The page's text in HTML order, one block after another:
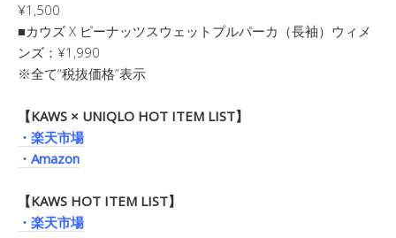
¥1,500
■カウズ X ピーナッツスウェットプルパーカ（長袖）ウィメ
ンズ：¥1,990
※全て“税抜価格”表示
【KAWS × UNIQLO HOT ITEM LIST】
・楽天市場
・Amazon
【KAWS HOT ITEM LIST】
・楽天市場